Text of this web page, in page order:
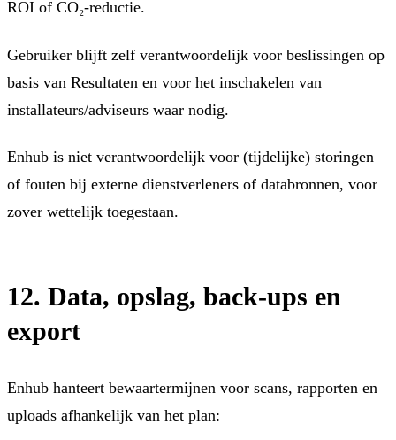
ROI of CO₂-reductie.
Gebruiker blijft zelf verantwoordelijk voor beslissingen op
basis van Resultaten en voor het inschakelen van
installateurs/adviseurs waar nodig.
Enhub is niet verantwoordelijk voor (tijdelijke) storingen
of fouten bij externe dienstverleners of databronnen, voor
zover wettelijk toegestaan.
12. Data, opslag, back-ups en
export
Enhub hanteert bewaartermijnen voor scans, rapporten en
uploads afhankelijk van het plan: